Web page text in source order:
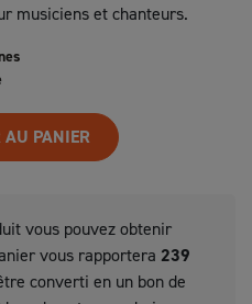
musiciens et chanteurs.
AU PANIER
vous pouvez obtenir
vous rapportera 239
converti en un bon de